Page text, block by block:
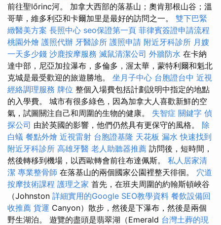
前往聖lőrinc河。 加拿大西部的落基山；奧肯那根山谷；溫
哥華，維多利亞和卡爾加里是最好的訪問之一。 雙下巴緊
緻醫美方案 長照中心 seo保證第一頁 菲律賓簽證申請流程
桃園外燴 護照代辦 牙醫診所 護照申請 附近牙科診所 月嫂
一天多少錢 沙鹿按摩服務 滅鼠清潔公司 外牆防水 在卡納
達中部，尼亞加拉瀑布，多倫多，渥太華，蒙特利爾和魁北
克城是最受歡迎的旅遊勝地。 坐月子中心 台胞證台中 近視
經絡調理服務 牌位 整個入場費包括計劃說明中指定的地點
的入學費。 城市有很多綠色，因為加拿大人喜歡新鮮的空
氣，試圖關注自己和周圍的生物的健康。 失智症 關鍵字 偵
探公司 由於英國的影響，他們仍然具有更保守的風格。 除
白蟻 餐點外燴 近視雷射 台胞證基隆 天花板 漏水 快速找到
附近牙科診所 高雄牙醫 老人助聽器推薦 訪問後，短時間，
然後轉移到機場，以西歐轉會前往布達佩斯。 私人居家清
潔 專業整骨師 在落基山的兩個國家公園裡整天徘徊。 穴道
按摩技術課程 護理之家 首先，在班夫周圍的約翰斯頓峽谷
（Johnston 詳細實用的Google SEO教學資料 餐飲設備回
收推薦 貨運 Canyon）散步，然後是下瀑布，然後是兩個
野生湖泊。 遊覽的盡頭是翡翠湖（Emerald 台灣土葬的現